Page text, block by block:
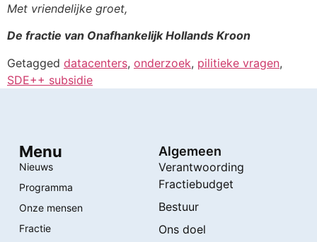
Met vriendelijke groet,
De fractie van Onafhankelijk Hollands Kroon
Getagged datacenters, onderzoek, pilitieke vragen,
SDE++ subsidie
Menu
Nieuws
Programma
Onze mensen
Fractie
Algemeen
Verantwoording
Fractiebudget
Bestuur
Ons doel